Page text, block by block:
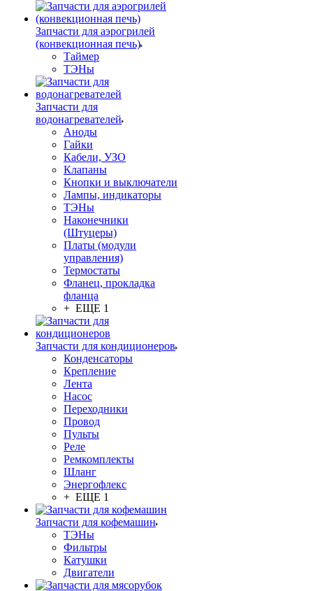
Запчасти для аэрогрилей
(конвекционная печь)
Таймер
ТЭНы
Запчасти для
водонагревателей
Аноды
Гайки
Кабели, УЗО
Клапаны
Кнопки и выключатели
Лампы, индикаторы
ТЭНы
Наконечники
(Штуцеры)
Платы (модули
управления)
Термостаты
Фланец, прокладка
фланца
+ ЕЩЕ 1
Запчасти для кондиционеров
Конденсаторы
Крепление
Лента
Насос
Переходники
Провод
Пульты
Реле
Ремкомплекты
Шланг
Энергофлекс
+ ЕЩЕ 1
Запчасти для кофемашин
ТЭНы
Фильтры
Катушки
Двигатели